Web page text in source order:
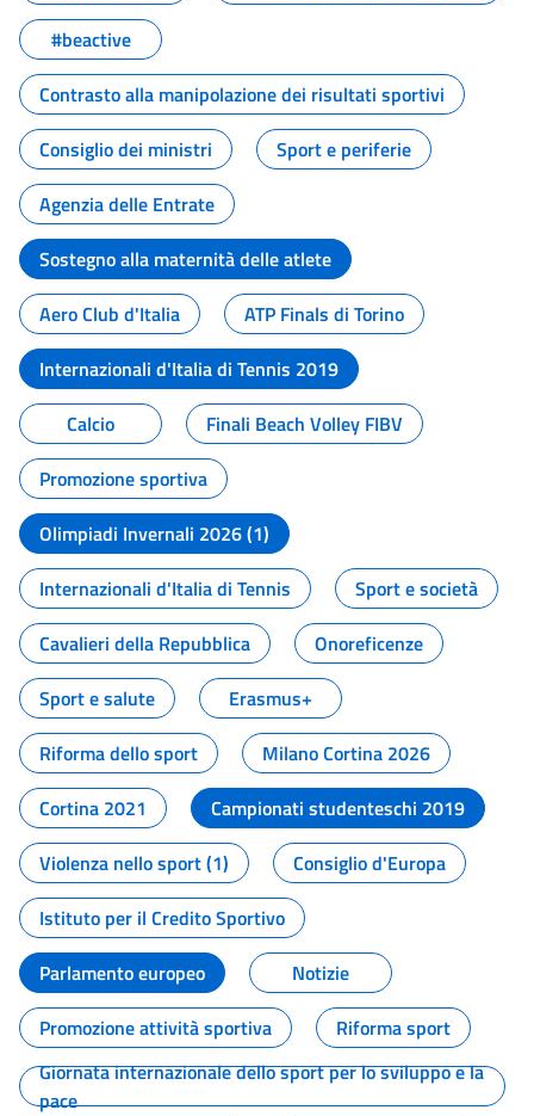
#beactive
Contrasto alla manipolazione dei risultati sportivi
Consiglio dei ministri
Sport e periferie
Agenzia delle Entrate
Sostegno alla maternità delle atlete
Aero Club d'Italia
ATP Finals di Torino
Internazionali d'Italia di Tennis 2019
Calcio
Finali Beach Volley FIBV
Promozione sportiva
Olimpiadi Invernali 2026 (1)
Internazionali d'Italia di Tennis
Sport e società
Cavalieri della Repubblica
Onoreficenze
Sport e salute
Erasmus+
Riforma dello sport
Milano Cortina 2026
Cortina 2021
Campionati studenteschi 2019
Violenza nello sport (1)
Consiglio d'Europa
Istituto per il Credito Sportivo
Parlamento europeo
Notizie
Promozione attività sportiva
Riforma sport
Giornata internazionale dello sport per lo sviluppo e la
pace